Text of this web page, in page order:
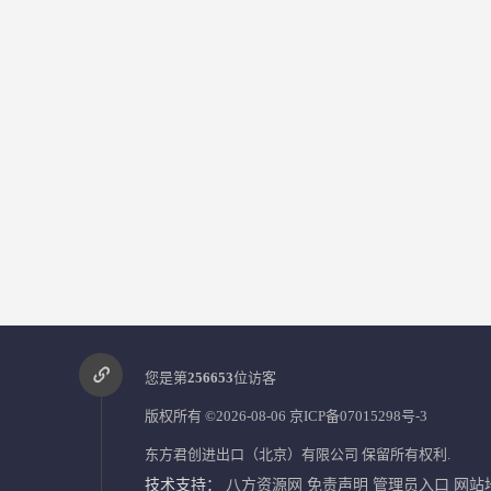
您是第256653位访客
版权所有 ©2026-08-06 京ICP备07015298号-3
东方君创进出口（北京）有限公司 保留所有权利.
技术支持： 八方资源网 免责声明 管理员入口 网站